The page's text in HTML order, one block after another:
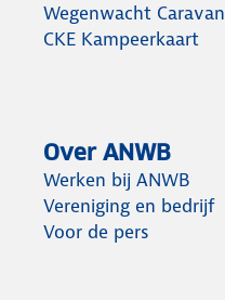
Wegenwacht Caravan
CKE Kampeerkaart
Over ANWB
Werken bij ANWB
Vereniging en bedrijf
Voor de pers